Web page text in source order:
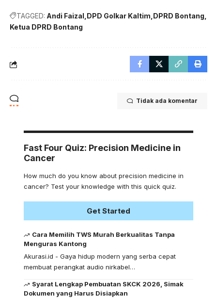
TAGGED: Andi Faizal DPD Golkar Kaltim DPRD Bontang
Ketua DPRD Bontang
Tidak ada komentar
Fast Four Quiz: Precision Medicine in
Cancer
How much do you know about precision medicine in
cancer? Test your knowledge with this quick quiz.
Get Started
Cara Memilih TWS Murah Berkualitas Tanpa
Menguras Kantong
Akurasi.id - Gaya hidup modern yang serba cepat
membuat perangkat audio nirkabel…
Syarat Lengkap Pembuatan SKCK 2026, Simak
Dokumen yang Harus Disiapkan